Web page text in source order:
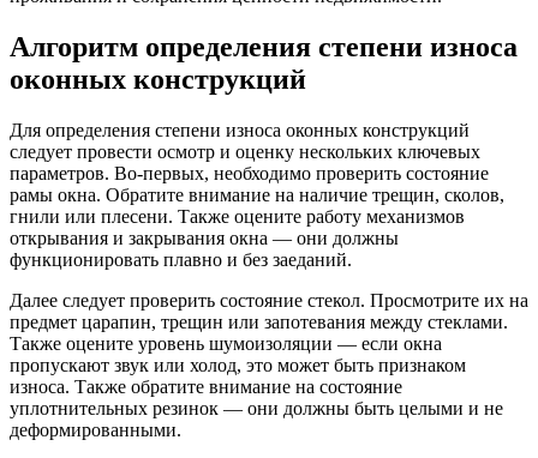
Алгоритм определения степени износа
оконных конструкций
Для определения степени износа оконных конструкций
следует провести осмотр и оценку нескольких ключевых
параметров. Во-первых, необходимо проверить состояние
рамы окна. Обратите внимание на наличие трещин, сколов,
гнили или плесени. Также оцените работу механизмов
открывания и закрывания окна — они должны
функционировать плавно и без заеданий.
Далее следует проверить состояние стекол. Просмотрите их на
предмет царапин, трещин или запотевания между стеклами.
Также оцените уровень шумоизоляции — если окна
пропускают звук или холод, это может быть признаком
износа. Также обратите внимание на состояние
уплотнительных резинок — они должны быть целыми и не
деформированными.